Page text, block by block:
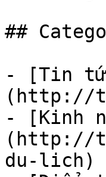
##
- [Tin
(http://
- [Kinh
(http://
du-lich)